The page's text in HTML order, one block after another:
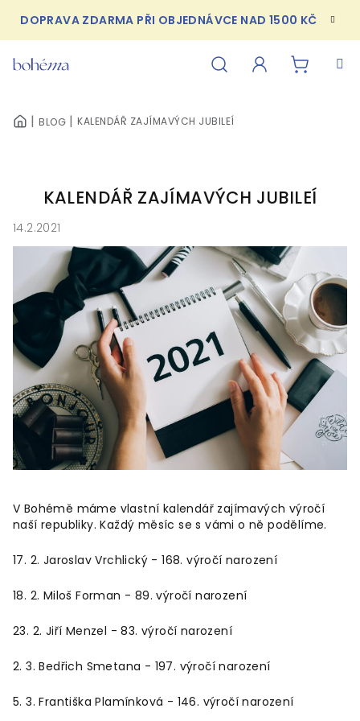
obsah
DOPRAVA ZDARMA PŘI OBJEDNÁVCE NAD 1500 KČ
DOMŮBLOG KALENDÁŘ ZAJÍMAVÝCH JUBILEÍ
KALENDÁŘ ZAJÍMAVÝCH JUBILEÍ
14.2.2021
V Bohémě máme vlastní kalendář zajímavých výročí
naší republiky. Každý měsíc se s vámi o ně podělíme.
17. 2. Jaroslav Vrchlický - 168. výročí narození
18. 2. Miloš Forman - 89. výročí narození
23. 2. Jiří Menzel - 83. výročí narození
2. 3. Bedřich Smetana - 197. výročí narození
5. 3. Františka Plamínková - 146. výročí narození